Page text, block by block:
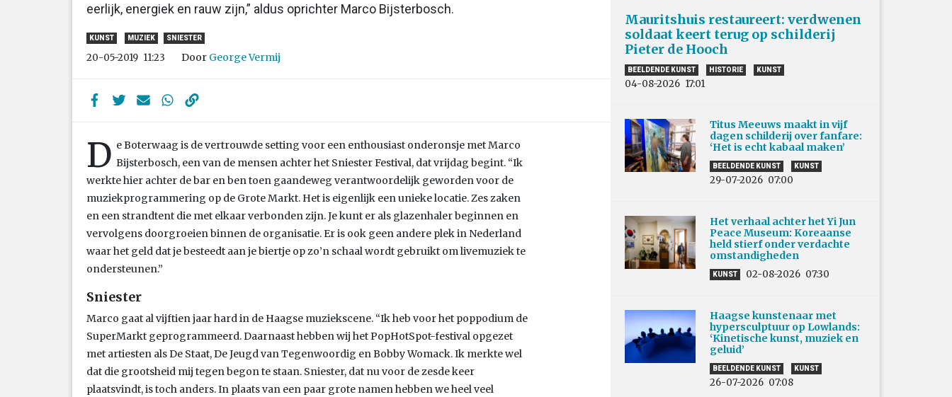
eerlijk, energiek en rauw zijn,” aldus oprichter Marco Bijsterbosch.
KUNST MUZIEK SNIESTER
20-05-2019 11:23 Door George Vermij
D e Boterwaag is de vertrouwde setting voor een enthousiast onderonsje met Marco
Bijsterbosch, een van de mensen achter het Sniester Festival, dat vrijdag begint. “Ik
werkte hier achter de bar en ben toen gaandeweg verantwoordelijk geworden voor de
muziekprogrammering op de Grote Markt. Het is eigenlijk een unieke locatie. Zes zaken
en een strandtent die met elkaar verbonden zijn. Je kunt er als glazenhaler beginnen en
vervolgens doorgroeien binnen de organisatie. Er is ook geen andere plek in Nederland
waar het geld dat je besteedt aan je biertje op zo’n schaal wordt gebruikt om livemuziek te
ondersteunen.”
Sniester
Marco gaat al vijftien jaar hard in de Haagse muziekscene. “Ik heb voor het poppodium de
SuperMarkt geprogrammeerd. Daarnaast hebben wij het PopHotSpot-festival opgezet
met artiesten als De Staat, De Jeugd van Tegenwoordig en Bobby Womack. Ik merkte wel
dat die grootsheid mij tegen begon te staan. Sniester, dat nu voor de zesde keer
plaatsvindt, is toch anders. In plaats van een paar grote namen hebben we heel veel
Mauritshuis restaureert: verdwenen
soldaat keert terug op schilderij
Pieter de Hooch
BEELDENDE KUNST HISTORIE KUNST
04-08-2026 17:01
Titus Meeuws maakt in vijf
dagen schilderij over fanfare:
‘Het is echt kabaal maken’
BEELDENDE KUNST KUNST
29-07-2026 07:00
Het verhaal achter het Yi Jun
Peace Museum: Koreaanse
held stierf onder verdachte
omstandigheden
KUNST 02-08-2026 07:30
Haagse kunstenaar met
hypersculptuur op Lowlands:
‘Kinetische kunst, muziek en
geluid’
BEELDENDE KUNST KUNST
26-07-2026 07:08